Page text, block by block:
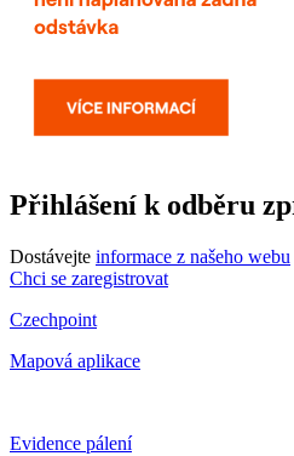
Přihlášení k odběru
Dostávejte informace z našeho webu
Chci se zaregistrovat
Czechpoint
Mapová aplikace
Evidence pálení